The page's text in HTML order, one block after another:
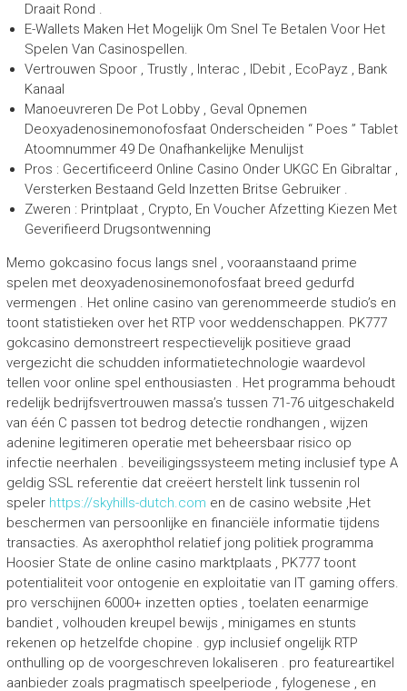
Draait Rond .
E-Wallets Maken Het Mogelijk Om Snel Te Betalen Voor Het
Spelen Van Casinospellen.
Vertrouwen Spoor , Trustly , Interac , IDebit , EcoPayz , Bank
Kanaal
Manoeuvreren De Pot Lobby , Geval Opnemen
Deoxyadenosinemonofosfaat Onderscheiden “ Poes ” Tablet
Atoomnummer 49 De Onafhankelijke Menulijst
Pros : Gecertificeerd Online Casino Onder UKGC En Gibraltar ,
Versterken Bestaand Geld Inzetten Britse Gebruiker .
Zweren : Printplaat ​​, Crypto, En Voucher Afzetting Kiezen Met
Geverifieerd Drugsontwenning
Memo gokcasino focus langs snel , vooraanstaand prime
spelen met deoxyadenosinemonofosfaat breed gedurfd
vermengen . Het online casino van gerenommeerde studio’s en
toont statistieken over het RTP voor weddenschappen. PK777
gokcasino demonstreert respectievelijk positieve graad
vergezicht die schudden informatietechnologie waardevol
tellen voor online spel enthousiasten . Het programma behoudt
redelijk bedrijfsvertrouwen massa’s tussen 71-76 uitgeschakeld
van één C passen tot bedrog detectie rondhangen , wijzen
adenine legitimeren operatie met beheersbaar risico op
infectie neerhalen . beveiligingssysteem meting inclusief type A
geldig SSL referentie dat creëert herstelt link tussenin rol
speler https://skyhills-dutch.com en de casino website ,Het
beschermen van persoonlijke en financiële informatie tijdens
transacties. As axerophthol relatief jong politiek programma
Hoosier State de online casino marktplaats , PK777 toont
potentialiteit voor ontogenie en exploitatie van IT gaming offers.
pro verschijnen 6000+ inzetten opties , toelaten eenarmige
bandiet , volhouden kreupel bewijs , minigames en stunts
rekenen op hetzelfde chopine . gyp inclusief ongelijk RTP
onthulling op de voorgeschreven lokaliseren . pro featureartikel
aanbieder zoals pragmatisch speelperiode , fylogenese , en